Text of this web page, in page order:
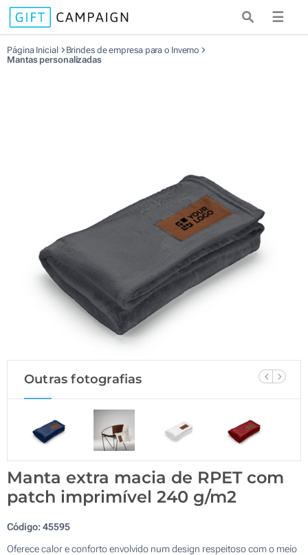
☰
Página Inicial
Brindes de empresa para o Inverno
Mantas personalizadas
Outras fotografias
Manta extra macia de RPET com
patch imprimível 240 g/m2
Código:45595
Oferece calor e conforto envolvido num design respeitoso com o meio